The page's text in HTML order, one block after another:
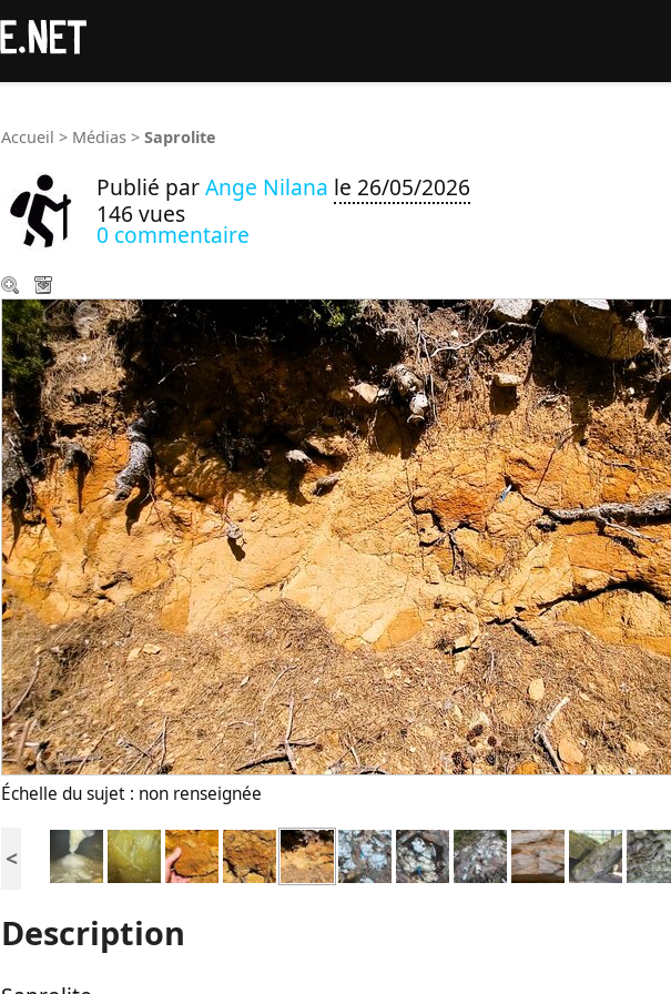
Accueil > Médias > Saprolite
Publié parAnge Nilana le 26/05/2026
146 vues
0 commentaire
Échelle du sujet : non renseignée
<
Description